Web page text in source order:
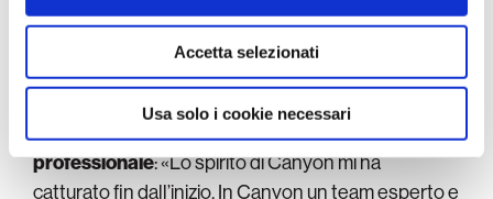
con altre informazioni che ha fornito loro o che hanno
raccolto dal suo utilizzo dei loro servizi.
Accetta selezionati
Usa solo i cookie necessari
Canyon ma si è dimostrato fin da subito un valore
aggiunto portando il suo immediato contributo alla
crescita dell’azienda.Il compito che l’aspetta è
decisamente impegnativo ma non manca il lui
l’entusiasmo per la nuova avventura
professionale: «Lo spirito di Canyon mi ha
catturato fin dall’inizio. In Canyon un team esperto e